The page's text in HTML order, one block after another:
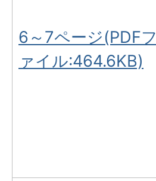
6～7ページ(PDFフ
ァイル:464.6KB)